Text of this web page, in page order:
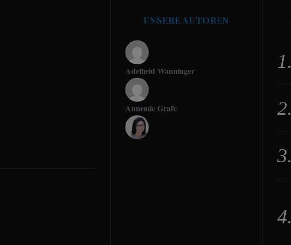
UNSERE AUTOREN
Adelheid Wanninger
Annemie Grafe